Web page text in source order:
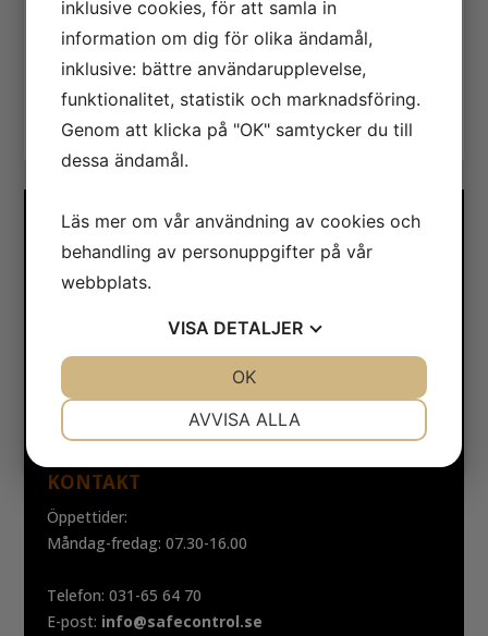
miljöanalyser? Då är du välkommen att använda
vår webbshop (se länk nedan).
Har du frågor?
Ring oss på 031-65 64 70.
ADRESS
Safe Control Materialteknik AB
Orgnr: 556604-7832
Bankgiro: 5104-8387
KONTAKT
Öppettider:
Måndag-fredag: 07.30-16.00
Telefon: 031-65 64 70
E-post: info@safecontrol.se
inklusive cookies, för att samla in
information om dig för olika ändamål,
inklusive: bättre användarupplevelse,
funktionalitet, statistik och marknadsföring.
Genom att klicka på "OK" samtycker du till
dessa ändamål.
Läs mer om vår användning av cookies och
behandling av personuppgifter på vår
webbplats.
VISA DETALJER
MARKNADSFÖRING
AVVISA ALLA
OK